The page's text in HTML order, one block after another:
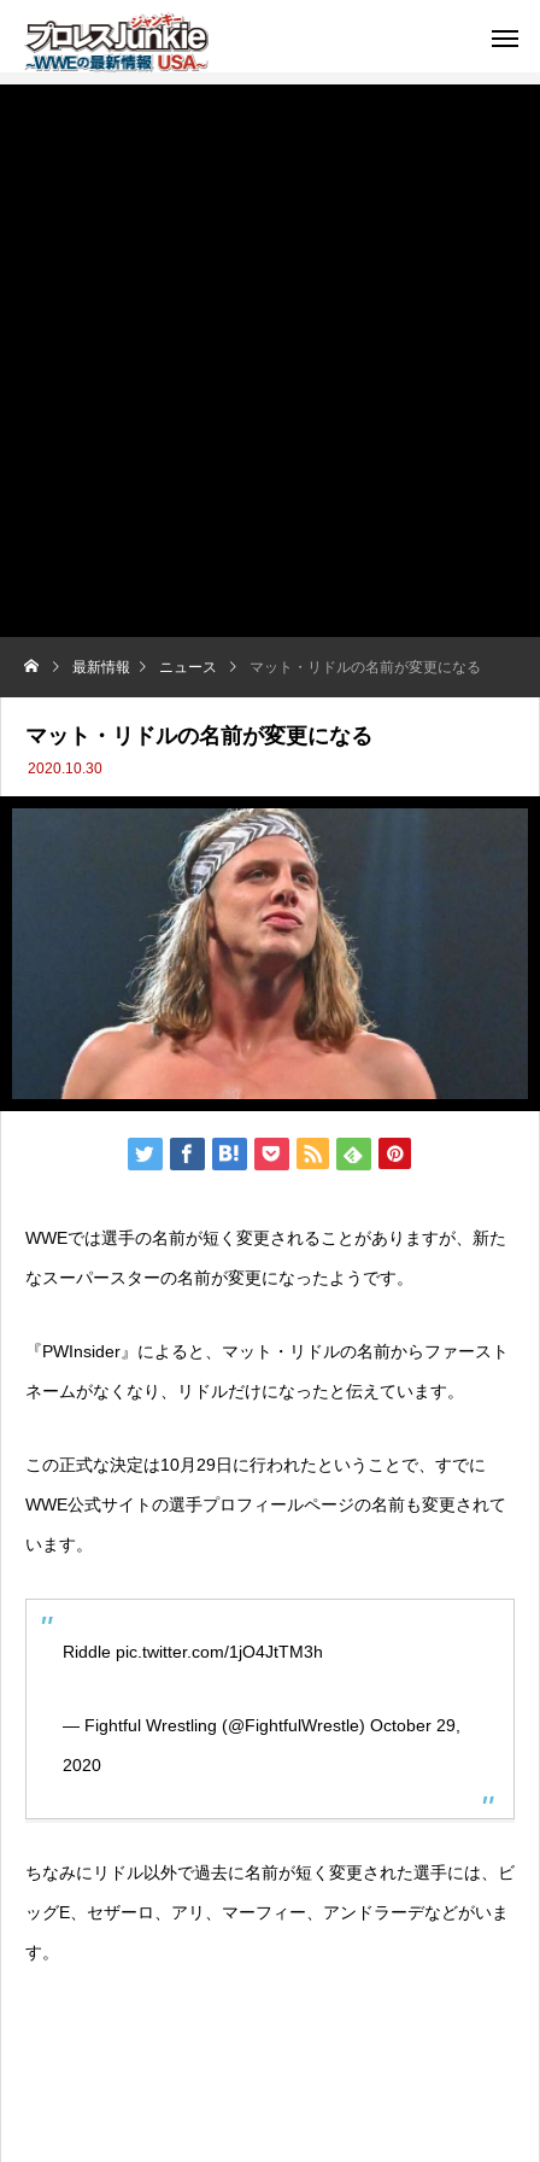
最新情報 ニュース マット・リドルの名前が変更になる
マット・リドルの名前が変更になる
2020.10.30
WWEでは選手の名前が短く変更されることがありますが、新た
なスーパースターの名前が変更になったようです。
『PWInsider』によると、マット・リドルの名前からファースト
ネームがなくなり、リドルだけになったと伝えています。
この正式な決定は10月29日に行われたということで、すでに
WWE公式サイトの選手プロフィールページの名前も変更されて
います。
Riddle pic.twitter.com/1jO4JtTM3h
— Fightful Wrestling (@FightfulWrestle) October 29,
2020
ちなみにリドル以外で過去に名前が短く変更された選手には、ビ
ッグE、セザーロ、アリ、マーフィー、アンドラーデなどがいま
す。